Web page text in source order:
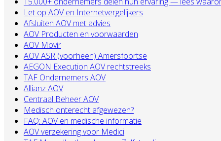
Let op AOV en Internetvergelijkers
Afsluiten AOV met advies
AOV Producten en voorwaarden
AOV Movir
AOV ASR (voorheen) Amersfoortse
AEGON Execution AOV rechtstreeks
TAF Ondernemers AOV
Allianz AOV
Centraal Beheer AOV
Medisch onterecht afgewezen?
FAQ: AOV en medische informatie
AOV verzekering voor Medici